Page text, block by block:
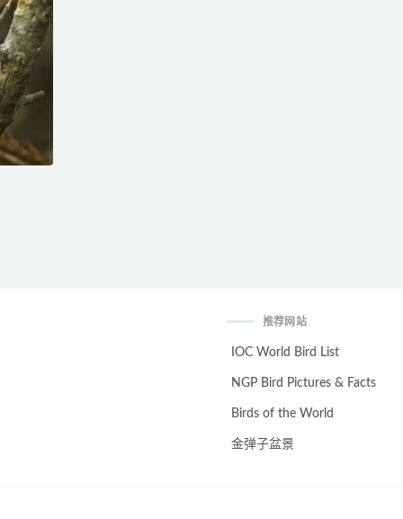
推荐网站
IOC World Bird List
NGP Bird Pictures & Facts
Birds of the World
金弹子盆景